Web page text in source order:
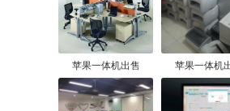
苹果一体机出售 苹果一体机